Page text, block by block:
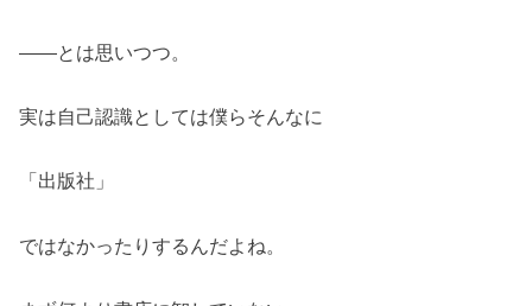
――とは思いつつ。
実は自己認識としては僕らそんなに
「出版社」
ではなかったりするんだよね。